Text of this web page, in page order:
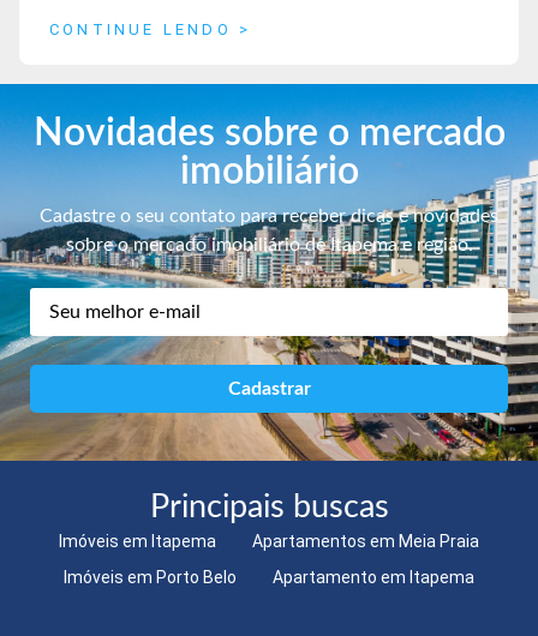
CONTINUE LENDO >
Novidades sobre o mercado
imobiliário
Cadastre o seu contato para receber dicas e novidades
sobre o mercado imobiliário de Itapema e região.
Principais buscas
Imóveis em Itapema
Apartamentos em Meia Praia
Imóveis em Porto Belo
Apartamento em Itapema